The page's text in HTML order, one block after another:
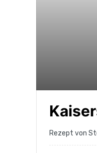
Rezept von